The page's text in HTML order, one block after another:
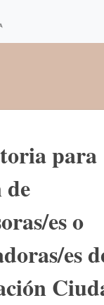
para
de
es o
es